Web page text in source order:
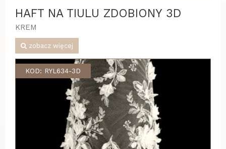
HAFT NA TIULU ZDOBIONY 3D
KREM
zobacz więcej
KOD: RYL634-3D